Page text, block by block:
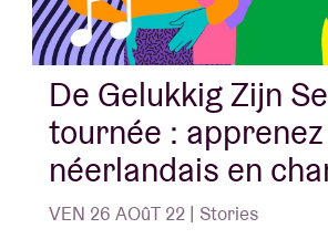
De Gelukkig Zijn
tournée :
néerlandais en
VEN 26 AOûT 22 | Stories